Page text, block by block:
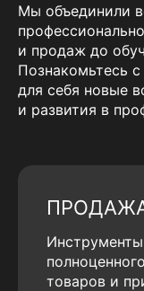
Мы объединили
и продаж до
Познакомьтесь
для себя новые
и развития в
товаров и